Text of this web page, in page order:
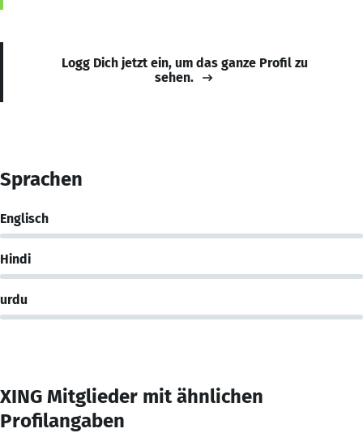
Logg Dich jetzt ein, um das ganze Profil zu
sehen.
Sprachen
Englisch
Hindi
urdu
XING Mitglieder mit ähnlichen
Profilangaben